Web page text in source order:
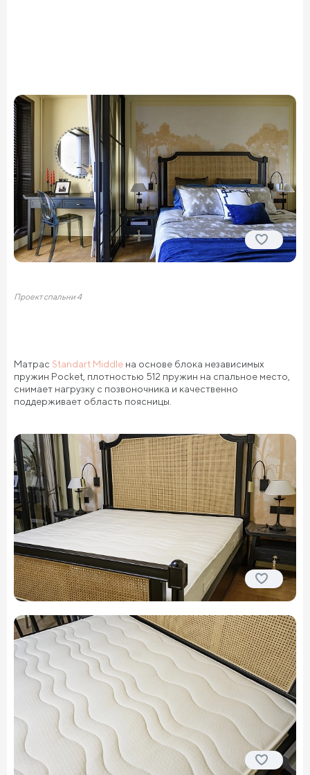
Проект спальни 4
Матрас Standart Middle на основе блока независимых
пружин Pocket, плотностью 512 пружин на спальное место,
снимает нагрузку с позвоночника и качественно
поддерживает область поясницы.